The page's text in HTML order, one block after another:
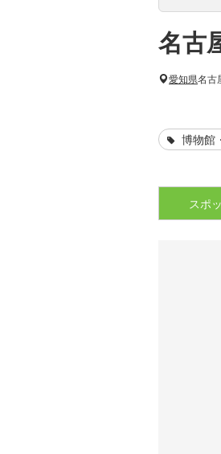
名古
愛知県名古
博物館
スポ